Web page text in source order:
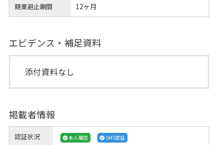
競業避止期間 12ヶ月
エビデンス・補足資料
添付資料なし
掲載者情報
認証状況 本人確認
SMS認証